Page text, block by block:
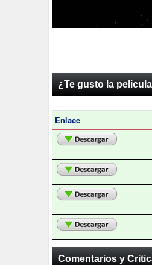
¿Te gusto la pelicula
Enlace
Comentarios y